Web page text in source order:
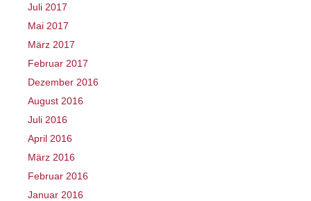
Juli 2017
Mai 2017
März 2017
Februar 2017
Dezember 2016
August 2016
Juli 2016
April 2016
März 2016
Februar 2016
Januar 2016